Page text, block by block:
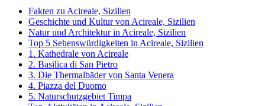
Fakten zu Acireale, Sizilien
Geschichte und Kultur von Acireale, Sizilien
Natur und Architektur in Acireale, Sizilien
Top 5 Sehenswürdigkeiten in Acireale, Sizilien
1. Kathedrale von Acireale
2. Basilica di San Pietro
3. Die Thermalbäder von Santa Venera
4. Piazza del Duomo
5. Naturschutzgebiet Timpa